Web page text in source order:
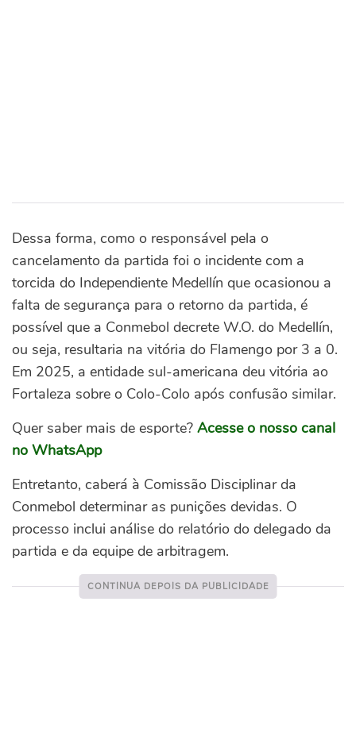
Dessa forma, como o responsável pela o
cancelamento da partida foi o incidente com a
torcida do Independiente Medellín que ocasionou a
falta de segurança para o retorno da partida, é
possível que a Conmebol decrete W.O. do Medellín,
ou seja, resultaria na vitória do Flamengo por 3 a 0.
Em 2025, a entidade sul-americana deu vitória ao
Fortaleza sobre o Colo-Colo após confusão similar.
Quer saber mais de esporte? Acesse o nosso canal
no WhatsApp
Entretanto, caberá à Comissão Disciplinar da
Conmebol determinar as punições devidas. O
processo inclui análise do relatório do delegado da
partida e da equipe de arbitragem.